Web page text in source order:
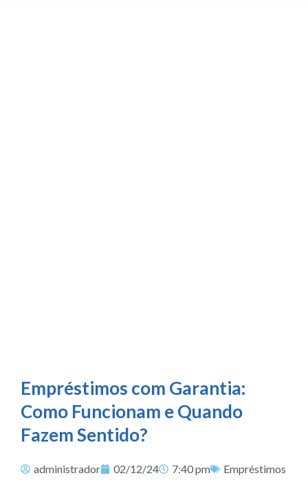
Empréstimos com Garantia:
Como Funcionam e Quando
Fazem Sentido?
administrador 02/12/24 7:40 pm Empréstimos